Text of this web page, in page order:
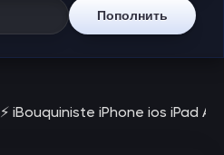
Пополнить
⚡️ iBouquiniste iPhone ios iPad